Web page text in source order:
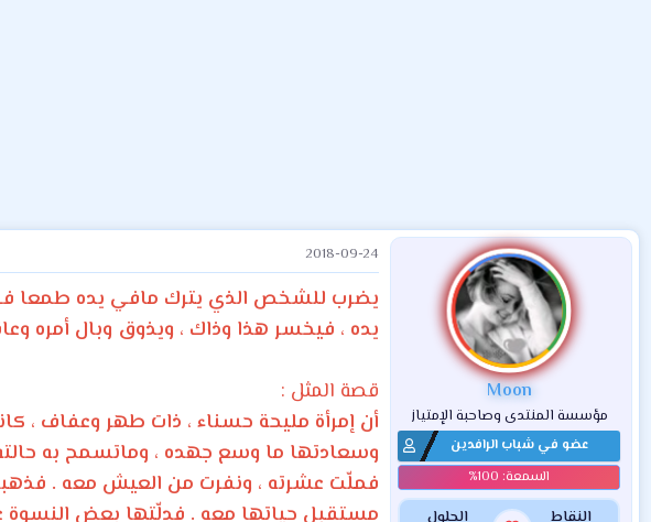
Moon
مؤسسة المنتدى وصاحبة الإمتياز
عضو في شباب الرافدين
النقاط
الحلول
2018-09-24
يضرب للشخص الذي يترك مافي يده طمعا
يده ، فيخسر هذا وذاك ، ويذوق وبال أمره
قصة المثل :
أن إمرأة مليحة حسناء ، ذات طهر وعفاف ،
وسعادتها ما وسع جهده ، وماتسمح به
فملّت عشرته ، ونفرت من العيش معه .
مستقبل حياتها معه . فدلّتها بعض النسوة